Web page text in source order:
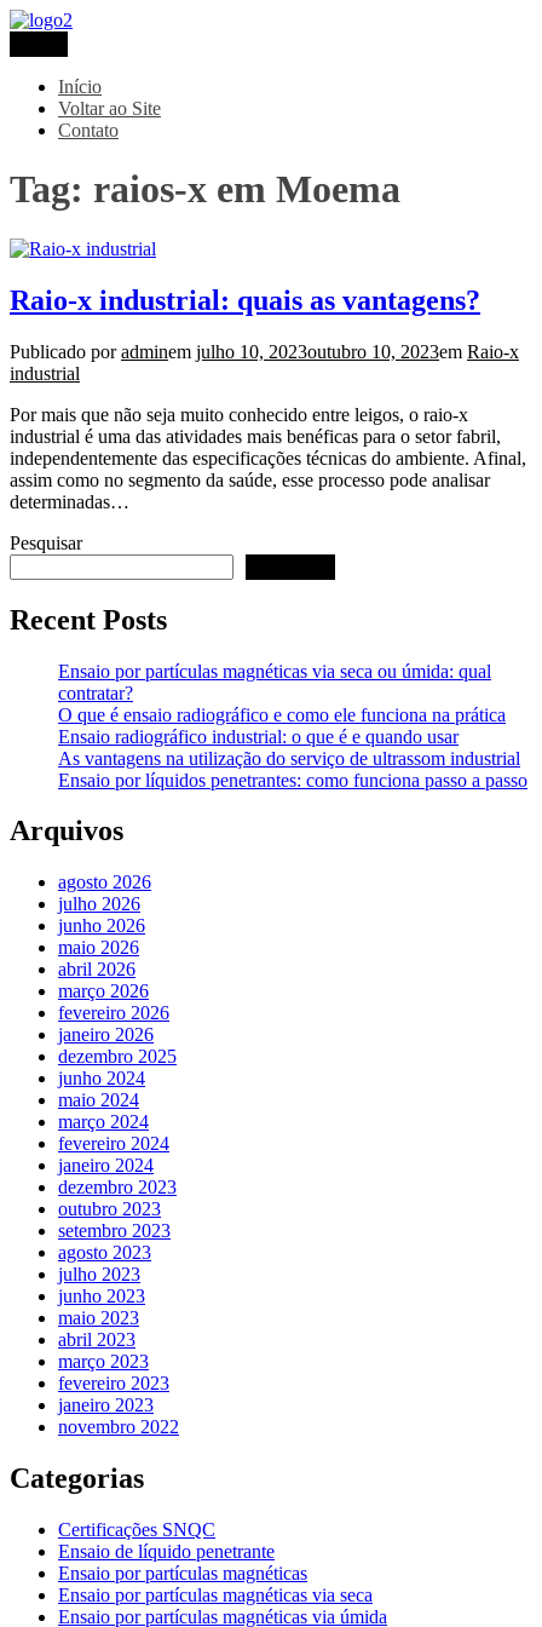
Pular
o
conteúdo
Metaltec
Blog
Início
Voltar ao Site
Contato
Tag: raios-x em Moema
Raio-x industrial: quais as vantagens?
Publicado poradminem julho 10, 2023outubro 10, 2023em Raio-x
industrial
Por mais que não seja muito conhecido entre leigos, o raio-x
industrial é uma das atividades mais benéficas para o setor fabril,
independentemente das especificações técnicas do ambiente. Afinal,
assim como no segmento da saúde, esse processo pode analisar
determinadas…
Pesquisar
Recent Posts
Ensaio por partículas magnéticas via seca ou úmida: qual
contratar?
O que é ensaio radiográfico e como ele funciona na prática
Ensaio radiográfico industrial: o que é e quando usar
As vantagens na utilização do serviço de ultrassom industrial
Ensaio por líquidos penetrantes: como funciona passo a passo
Arquivos
agosto 2026
julho 2026
junho 2026
maio 2026
abril 2026
março 2026
fevereiro 2026
janeiro 2026
dezembro 2025
junho 2024
maio 2024
março 2024
fevereiro 2024
janeiro 2024
dezembro 2023
outubro 2023
setembro 2023
agosto 2023
julho 2023
junho 2023
maio 2023
abril 2023
março 2023
fevereiro 2023
janeiro 2023
novembro 2022
Categorias
Certificações SNQC
Ensaio de líquido penetrante
Ensaio por partículas magnéticas
Ensaio por partículas magnéticas via seca
Ensaio por partículas magnéticas via úmida